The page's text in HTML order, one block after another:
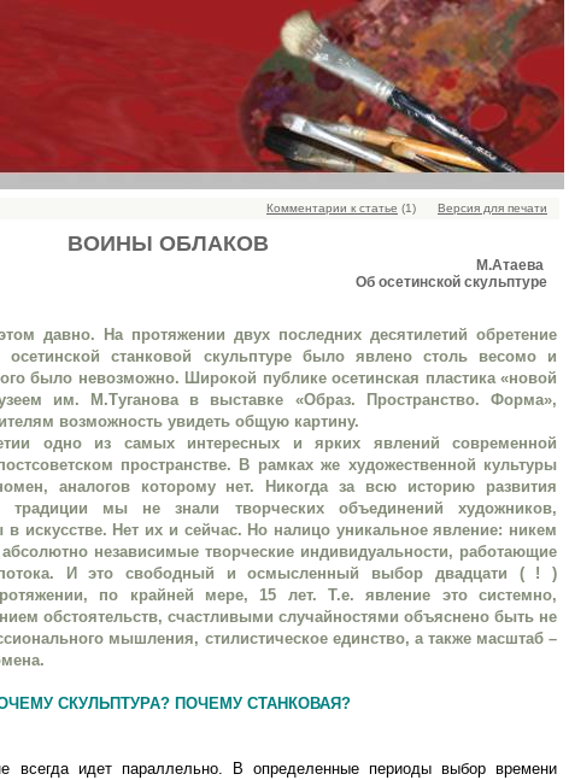
Комментарии к статье (1) Версия для печати
ВОИНЫ ОБЛАКОВ
М.Атаева
Об осетинской скульптуре
давно. На протяжении двух последних десятилетий обретение
осетинской станковой скульптуре было явлено столь весомо и
было невозможно. Широкой публике осетинская пластика «новой
им. М.Туганова в выставке «Образ. Пространство. Форма»,
возможность увидеть общую картину.
одно из самых интересных и ярких явлений современной
пространстве. В рамках же художественной культуры
аналогов которому нет. Никогда за всю историю развития
традиции мы не знали творческих объединений художников,
искусстве. Нет их и сейчас. Но налицо уникальное явление: никем
независимые творческие индивидуальности, работающие
потока. И это свободный и осмысленный выбор двадцати ( ! )
по крайней мере, 15 лет. Т.е. явление это системно,
обстоятельств, счастливыми случайностями объяснено быть не
мышления, стилистическое единство, а также масштаб –
СКУЛЬПТУРА? ПОЧЕМУ СТАНКОВАЯ?
всегда идет параллельно. В определенные периоды выбор времени